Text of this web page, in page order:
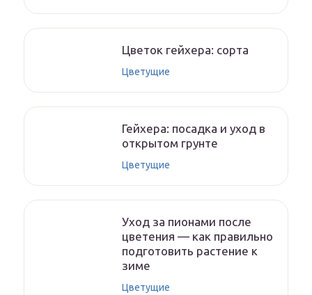
Цветок гейхера: сорта
Цветущие
Гейхера: посадка и уход в
открытом грунте
Цветущие
Уход за пионами после
цветения — как правильно
подготовить растение к
зиме
Цветущие